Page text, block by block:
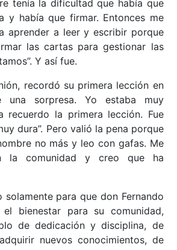
tenía la dificultad que había que
y había que firmar. Entonces me
aprender a leer y escribir porque
las cartas para gestionar las
Y así fue.
recordó su primera lección en
una sorpresa. Yo estaba muy
recuerdo la primera lección. Fue
dura”. Pero valió la pena porque
no más y leo con gafas. Me
la comunidad y creo que ha
solamente para que don Fernando
el bienestar para su comunidad,
de dedicación y disciplina, de
nuevos conocimientos, de